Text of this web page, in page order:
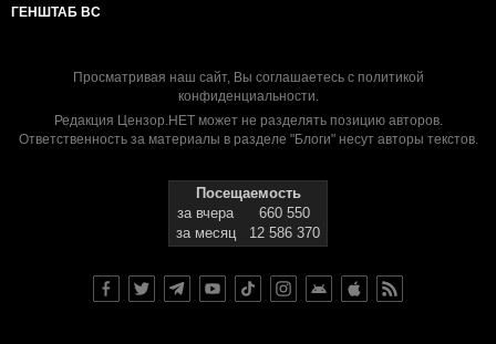
ГЕНШТАБ ВС
Просматривая наш сайт, Вы соглашаетесь с политикой
конфиденциальности.
Редакция Цензор.НЕТ может не разделять позицию авторов.
Ответственность за материалы в разделе "Блоги" несут авторы текстов.
Посещаемость
за вчера
660 550
за месяц
12 586 370